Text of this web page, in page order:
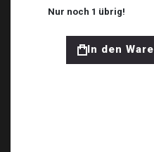
Nur noch 1 übrig!
In den